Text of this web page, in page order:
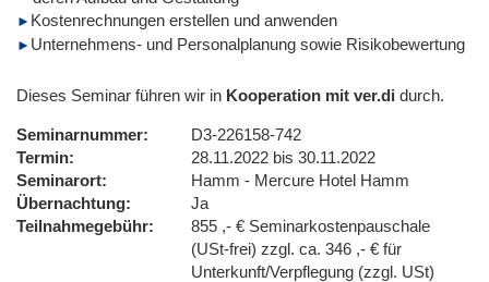
Kostenrechnungen erstellen und anwenden
Unternehmens- und Personalplanung sowie Risikobewertung
Dieses Seminar führen wir in Kooperation mit ver.di durch.
Seminarnummer
D3-226158-742
Termin
28.11.2022 bis 30.11.2022
Seminarort
Hamm - Mercure Hotel Hamm
Übernachtung
Ja
Teilnahmegebühr
855 ,- € Seminarkostenpauschale
(USt-frei) zzgl. ca. 346 ,- € für
Unterkunft/Verpflegung (zzgl. USt)